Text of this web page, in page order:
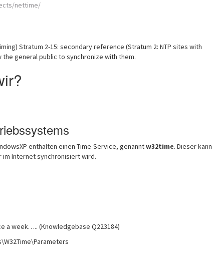
nettime/
Stratum 2-15: secondary reference (Stratum 2: NTP sites with
general public to synchronize with them.
enthalten einen Time-Service, genanntw32time. Dieser kann
Internet synchronisiert wird.
a week….. (Knowledgebase Q223184)